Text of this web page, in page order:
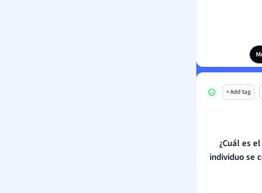
+ Add tag
¿Cuál es
individuo se